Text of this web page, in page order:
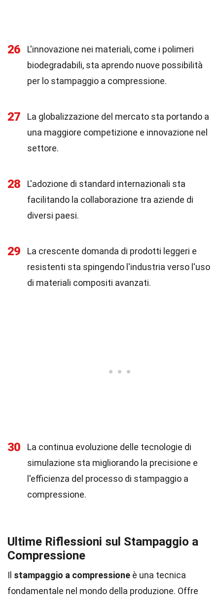
26
L'innovazione nei materiali, come i polimeri
biodegradabili, sta aprendo nuove possibilità
per lo stampaggio a compressione.
27
La globalizzazione del mercato sta portando a
una maggiore competizione e innovazione nel
settore.
28
L'adozione di standard internazionali sta
facilitando la collaborazione tra aziende di
diversi paesi.
29
La crescente domanda di prodotti leggeri e
resistenti sta spingendo l'industria verso l'uso
di materiali compositi avanzati.
30
La continua evoluzione delle tecnologie di
simulazione sta migliorando la precisione e
l'efficienza del processo di stampaggio a
compressione.
Ultime Riflessioni sul Stampaggio a
Compressione
Il stampaggio a compressione è una tecnica
fondamentale nel mondo della produzione. Offre